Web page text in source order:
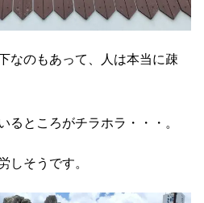
なのもあって、人は本当に疎
るところがチラホラ・・・。
しそうです。